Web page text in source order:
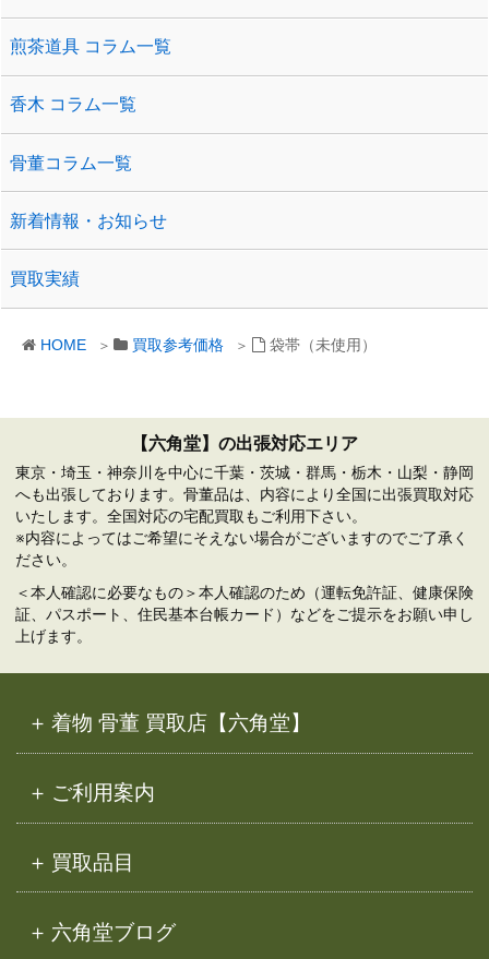
HOME 買取参考価格 袋帯（未使用）
煎茶道具 コラム一覧
香木 コラム一覧
骨董コラム一覧
新着情報・お知らせ
買取実績
【六角堂】の出張対応エリア
東京・埼玉・神奈川を中心に千葉・茨城・群馬・栃木・山梨・静岡
へも出張しております。骨董品は、内容により全国に出張買取対応
いたします。全国対応の宅配買取もご利用下さい。
※内容によってはご希望にそえない場合がございますのでご了承く
ださい。
＜本人確認に必要なもの＞本人確認のため（運転免許証、健康保険
証、パスポート、住民基本台帳カード）などをご提示をお願い申し
上げます。
着物 骨董 買取店【六角堂】
ご利用案内
買取品目
六角堂ブログ